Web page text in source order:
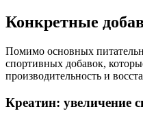
Конкретные
Помимо основных
спортивных добавок,
производительность и
Креатин: увеличение